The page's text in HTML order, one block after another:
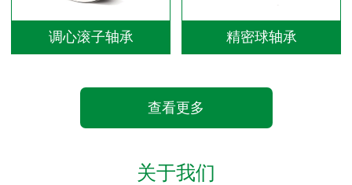
调心滚子轴承 精密球轴承
查看更多
关于我们